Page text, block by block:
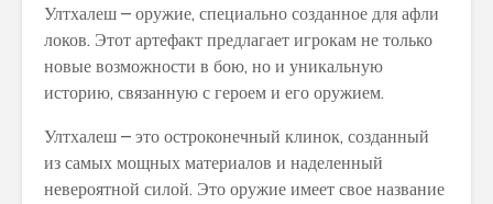
Ултхалеш – оружие, специально созданное для афли
локов. Этот артефакт предлагает игрокам не только
новые возможности в бою, но и уникальную
историю, связанную с героем и его оружием.
Ултхалеш – это остроконечный клинок, созданный
из самых мощных материалов и наделенный
невероятной силой. Это оружие имеет свое название